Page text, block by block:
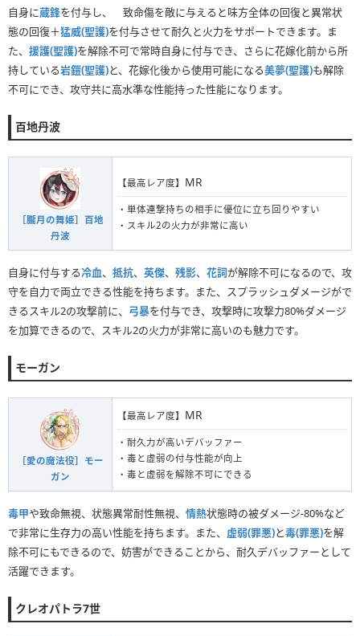
自身に蔵鋒を付与し、 致命傷を敵に与えると味方全体の回復と異常状
態の回復＋猛威(聖護)を付与させて耐久と火力をサポートできます。ま
た、 援護(聖護)を解除不可で常時自身に付与でき、さらに花嫁化前から所
持している岩鎧(聖護)と、花嫁化後から使用可能になる美夢(聖護)も解除
不可にでき、攻守共に高水準な性能持った性能になります。
百地丹波
［朧月の舞姫］百地
丹波
【最高レア度】 MR
・単体連撃持ちの相手に優位に立ち回りやすい
・スキル2の火力が非常に高い
自身に付与する冷血、 抵抗、 英傑、 残影、 花詞が解除不可になるので、攻
守を自力で両立できる性能を持ちます。また、スプラッシュダメージがで
きるスキル2の攻撃前に、 弓暴を付与でき、攻撃時に攻撃力80%ダメージ
を加算できるので、スキル2の火力が非常に高いのも魅力です。
モーガン
［愛の魔法役］モー
ガン
【最高レア度】 MR
・耐久力が高いデバッファー
・毒と虚弱の付与性能が向上
・毒と虚弱を解除不可にできる
毒甲や致命無視、状態異常耐性無視、 情熱状態時の被ダメージ-80%など
で非常に生存力の高い性能を持ちます。また、 虚弱(罪悪)と毒(罪悪)を解
除不可にもできるので、妨害ができることから、耐久デバッファーとして
活躍できます。
クレオパトラ7世